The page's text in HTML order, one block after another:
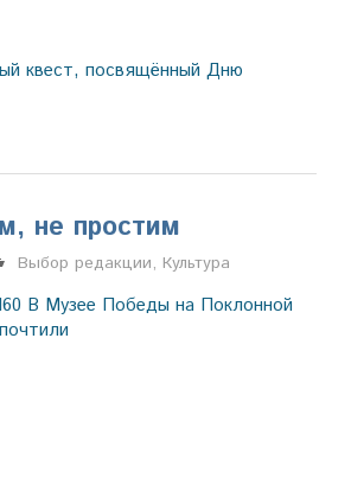
квест, посвящённый Дню
не простим
Марина Щербакова
Выбор редакции, Культура
В Музее Победы на Поклонной